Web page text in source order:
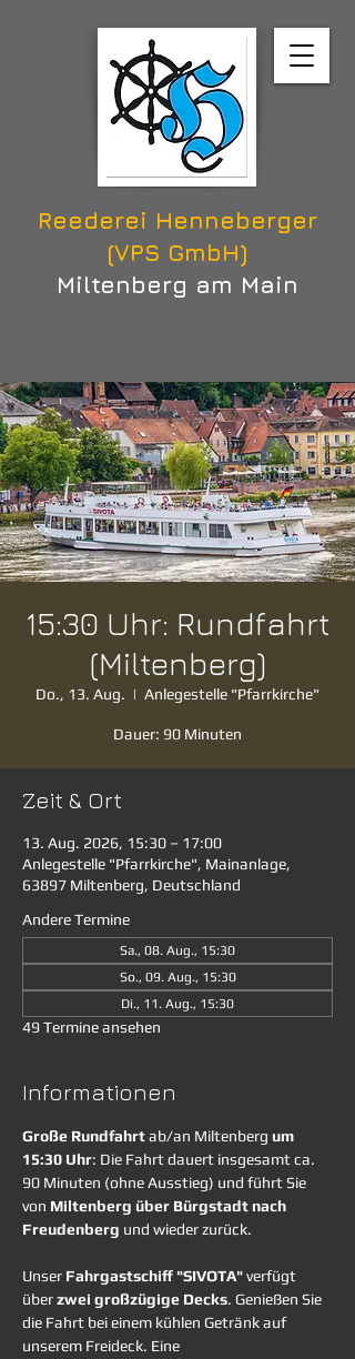
Reederei Henneberger
(VPS GmbH)
Miltenberg am Main
15:30 Uhr: Rundfahrt
(Miltenberg)
Do., 13. Aug.
  |
Anlegestelle "Pfarrkirche"
Dauer: 90 Minuten
Zeit & Ort
13. Aug. 2026, 15:30 – 17:00
Anlegestelle "Pfarrkirche", Mainanlage,
63897 Miltenberg, Deutschland
Andere Termine
Sa., 08. Aug., 15:30
So., 09. Aug., 15:30
Di., 11. Aug., 15:30
49 Termine ansehen
Informationen
Große Rundfahrt ab/an Miltenberg um
15:30 Uhr: Die Fahrt dauert insgesamt ca.
90 Minuten (ohne Ausstieg) und führt Sie
von Miltenberg über Bürgstadt nach
Freudenberg und wieder zurück.
Unser Fahrgastschiff "SIVOTA" verfügt
über zwei großzügige Decks. Genießen Sie
die Fahrt bei einem kühlen Getränk auf
unserem Freideck. Eine